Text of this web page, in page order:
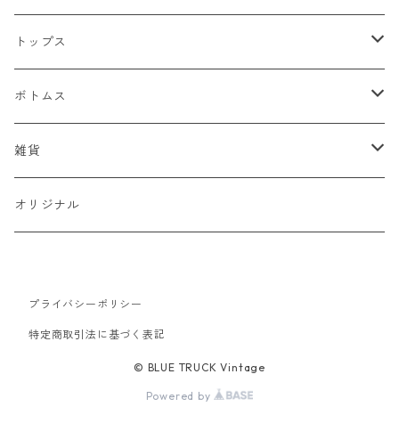
ジャケット
デニムジャケット
スタジャン
ベスト
トップス
Tシャツ
半袖Tシャツ
七分・長袖Tシャツ
シャツ
半袖シャツ
スウェット
パーカー
セーター
ボトムス
デニム
チノパン
コーデュロイ
雑貨
キャップ
ベルト
オリジナル
プライバシーポリシー
特定商取引法に基づく表記
© BLUE TRUCK Vintage
Powered by